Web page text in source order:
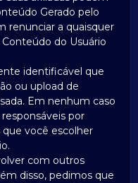
Gerado pelo
renunciar a quaisquer
do Usuário
identificável que
ou upload de
Em nenhum caso
por
você escolher
com outros
disso, pedimos que